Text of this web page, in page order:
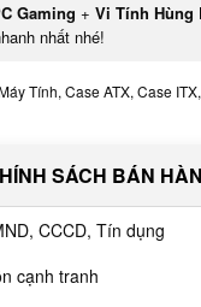
Gaming + Vi Tính Hùng
nhất nhé!
Tính, Case ATX, Case ITX,
SÁCH BÁN
CCCD, Tín dụng
cạnh tranh